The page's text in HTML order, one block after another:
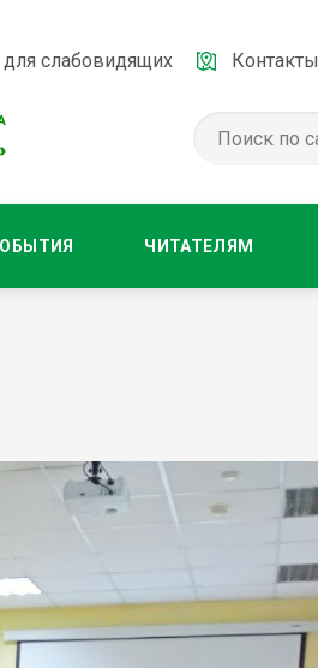
для слабовидящих Контакты
ЧИТАТЕЛЯМ